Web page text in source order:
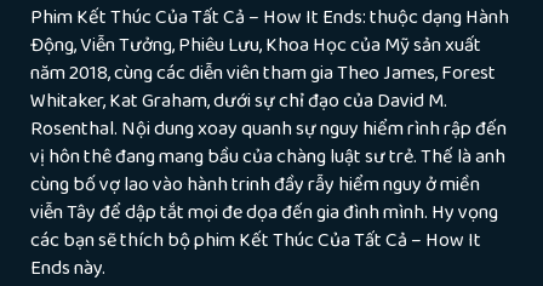
Phim Kết Thúc Của Tất Cả – How It Ends: thuộc dạng Hành
Động, Viễn Tưởng, Phiêu Lưu, Khoa Học của Mỹ sản xuất
năm 2018, cùng các diễn viên tham gia Theo James, Forest
Whitaker, Kat Graham, dưới sự chỉ đạo của David M.
Rosenthal. Nội dung xoay quanh sự nguy hiểm rình rập đến
vị hôn thê đang mang bầu của chàng luật sư trẻ. Thế là anh
cùng bố vợ lao vào hành trinh đầy rẫy hiểm nguy ở miền
viễn Tây để dập tắt mọi đe dọa đến gia đình mình. Hy vọng
các bạn sẽ thích bộ phim Kết Thúc Của Tất Cả – How It
Ends này.